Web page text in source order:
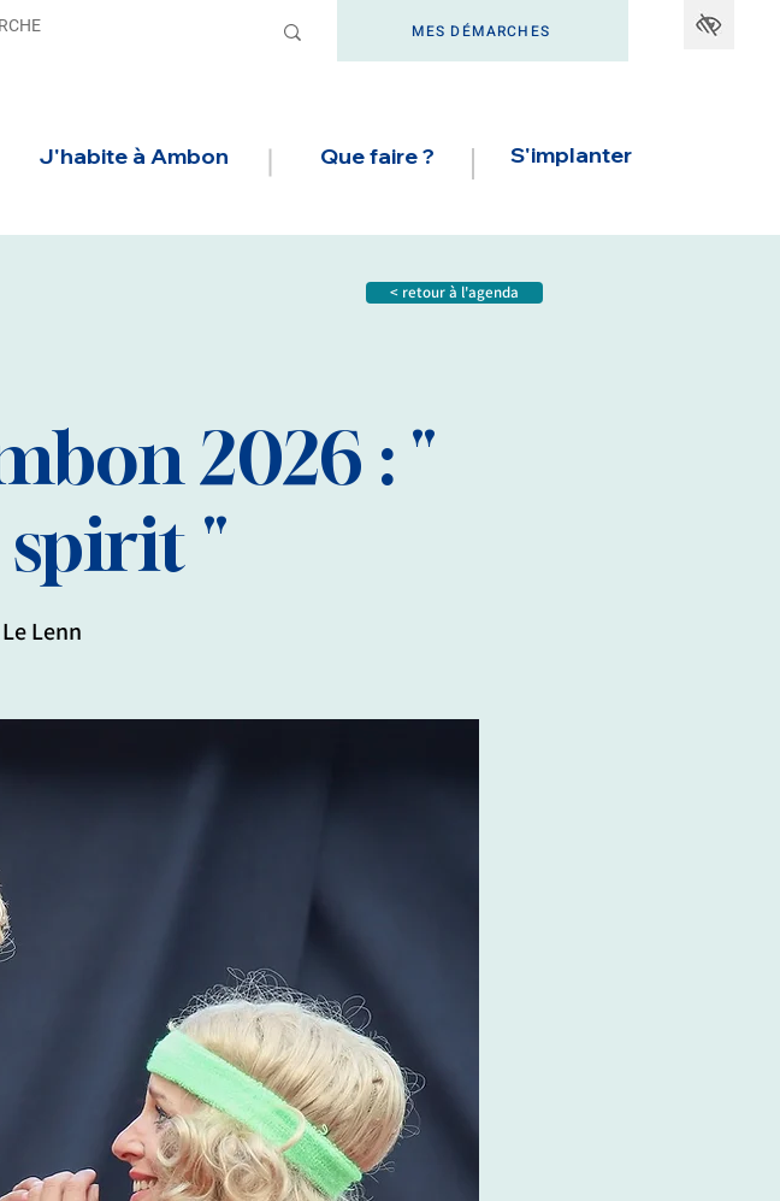
MES DÉMARCHES
J'habite à Ambon Que faire ? S'implanter
< retour à l'agenda
2026 : "
"
Le Lenn